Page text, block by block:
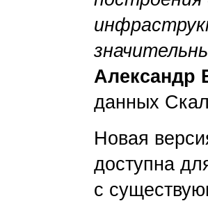
Александр
данных
Новая
доступна
с